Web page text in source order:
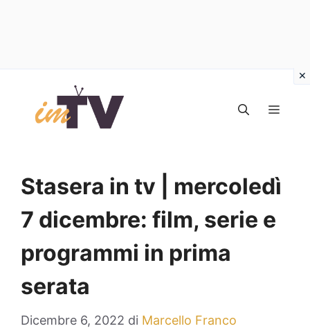
contenuto
Stasera in tv | mercoledì
7 dicembre: film, serie e
programmi in prima
serata
Dicembre 6, 2022 di Marcello Franco